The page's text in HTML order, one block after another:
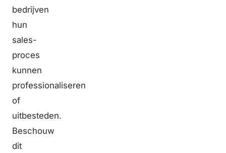
bedrijven
hun
sales-
proces
kunnen
professionaliseren
of
uitbesteden.
Beschouw
dit